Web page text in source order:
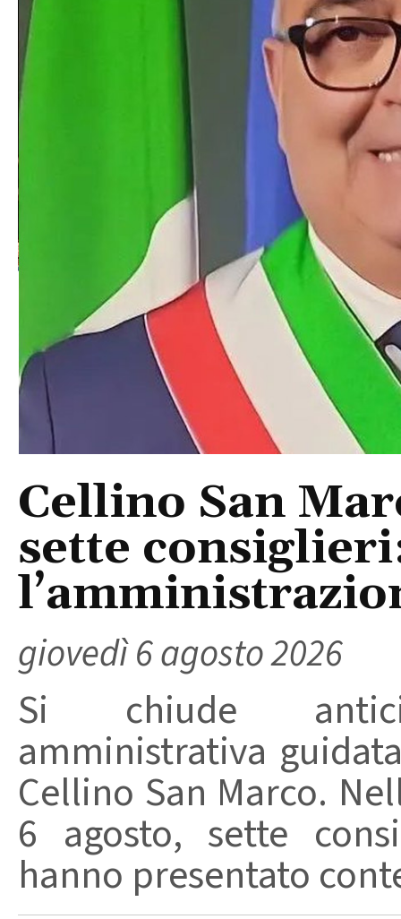
Cellino San
sette
giovedì 6 agosto 2026
Si chiude
amministrativa
Cellino San Marco.
6 agosto, sette
hanno presentato